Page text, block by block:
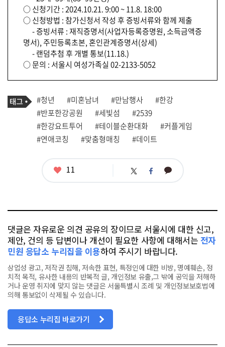
○ 신청기간 : 2024.10.21. 9:00 ~ 11.8. 18:00
○ 신청방법 : 참가신청서 작성 후 증빙서류와 함께 제출
- 증빙서류 : 재직증명서(사업자등록증명원, 소득금액증
명서), 주민등록초본, 혼인관계증명서(상세)
- 랜덤추첨 후 개별 통보(11.18.)
○ 문의 : 서울시 여성가족실 02-2133-5052
기
사
관
련
태
그
태
그
#청년 #미혼남녀 #만남행사
#한강
#반포한강공원
#세빛섬
#2539
#한강요트투어
#테이블순환대화
#커플게임
#연애코칭
#맞춤형매칭 #데이트
좋
11 트 페 카
댓글은 자유로운 의견 공유의 장이므로 서울시에 대한 신고,
제안, 건의 등 답변이나 개선이 필요한 사항에 대해서는 전자
민원 응답소 누리집을 이용하여 주시기 바랍니다.
상업성 광고, 저작권 침해, 저속한 표현, 특정인에 대한 비방, 명예훼손, 정
치적 목적, 유사한 내용의 반복적 글, 개인정보 유출,그 밖에 공익을 저해하
거나 운영 취지에 맞지 않는 댓글은 서울특별시 조례 및 개인정보보호법에
의해 통보없이 삭제될 수 있습니다.
응답소 누리집 바로가기